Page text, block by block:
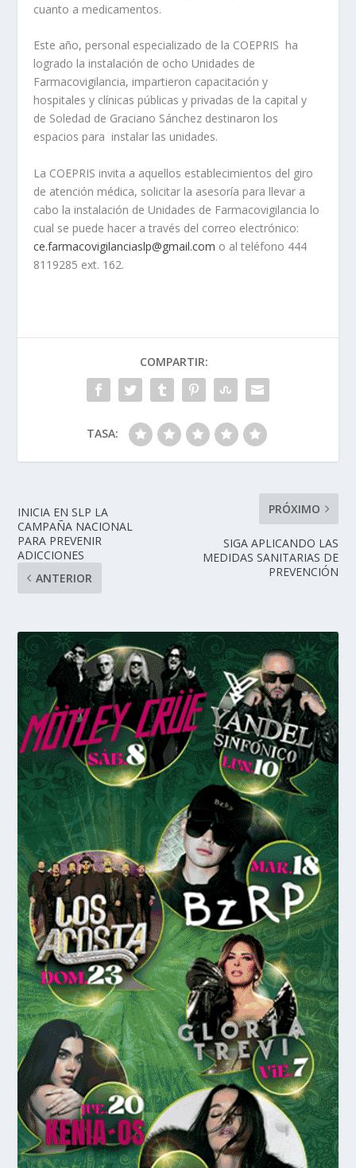
cuanto a medicamentos.
Este año, personal especializado de la COEPRIS ha
logrado la instalación de ocho Unidades de
Farmacovigilancia, impartieron capacitación y
hospitales y clínicas públicas y privadas de la capital y
de Soledad de Graciano Sánchez destinaron los
espacios para instalar las unidades.
La COEPRIS invita a aquellos establecimientos del giro
de atención médica, solicitar la asesoría para llevar a
cabo la instalación de Unidades de Farmacovigilancia lo
cual se puede hacer a través del correo electrónico:
ce.farmacovigilanciaslp@gmail.com o al teléfono 444
8119285 ext. 162.
COMPARTIR:
TASA:
INICIA EN SLP LA
CAMPAÑA NACIONAL
PARA PREVENIR
ADICCIONES
ANTERIOR
PRÓXIMO
SIGA APLICANDO LAS
MEDIDAS SANITARIAS DE
PREVENCIÓN